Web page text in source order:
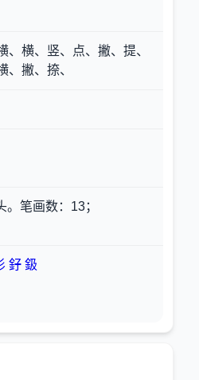
、横、竖、点、撇、提、
、撇、捺、
。笔画数：13；
釨 鈒